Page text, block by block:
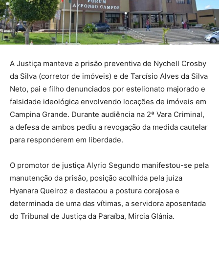
A Justiça manteve a prisão preventiva de Nychell Crosby
da Silva (corretor de imóveis) e de Tarcísio Alves da Silva
Neto, pai e filho denunciados por estelionato majorado e
falsidade ideológica envolvendo locações de imóveis em
Campina Grande. Durante audiência na 2ª Vara Criminal,
a defesa de ambos pediu a revogação da medida cautelar
para responderem em liberdade.
O promotor de justiça Alyrio Segundo manifestou-se pela
manutenção da prisão, posição acolhida pela juíza
Hyanara Queiroz e destacou a postura corajosa e
determinada de uma das vítimas, a servidora aposentada
do Tribunal de Justiça da Paraíba, Mircia Glânia.